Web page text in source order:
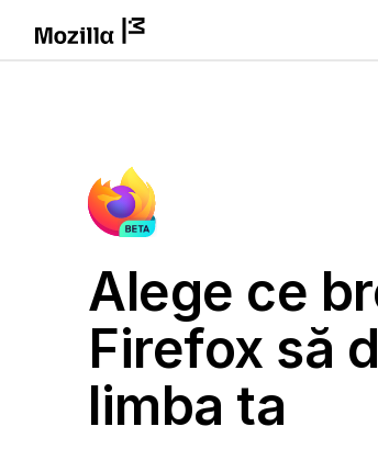
Alege ce
Firefox să
limba ta